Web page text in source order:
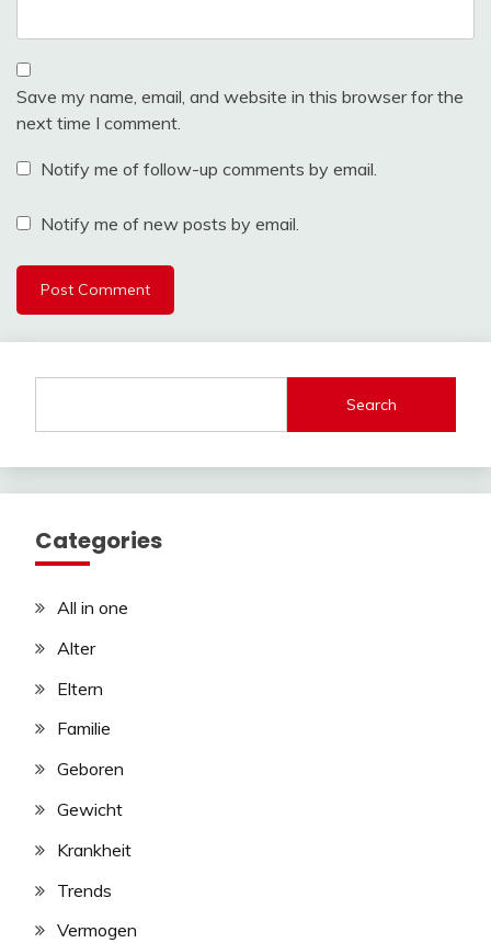
Save my name, email, and website in this browser for the
next time I comment.
Notify me of follow-up comments by email.
Notify me of new posts by email.
Search
Categories
All in one
Alter
Eltern
Familie
Geboren
Gewicht
Krankheit
Trends
Vermogen